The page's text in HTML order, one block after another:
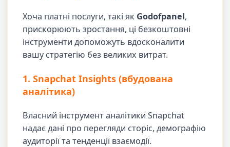
Хоча платні послуги, такі як Godofpanel,
прискорюють зростання, ці безкоштовні
інструменти допоможуть вдосконалити
вашу стратегію без великих витрат.
1. Snapchat Insights (вбудована
аналітика)
Власний інструмент аналітики Snapchat
надає дані про перегляди сторіс, демографію
аудиторії та тенденції взаємодії.